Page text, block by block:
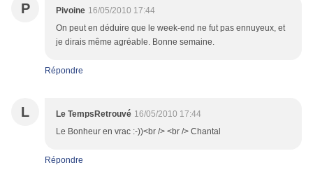
P Pivoine 16/05/2010 17:44
On peut en déduire que le week-end ne fut pas ennuyeux, et
je dirais même agréable. Bonne semaine.
Répondre
L Le TempsRetrouvé 16/05/2010 17:44
Le Bonheur en vrac :-))<br /> <br /> Chantal
Répondre